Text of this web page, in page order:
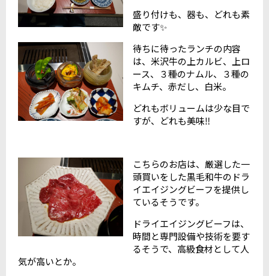
盛り付けも、器も、どれも素
敵です✨
待ちに待ったランチの内容
は、米沢牛の上カルビ、上ロ
ース、３種のナムル、３種の
キムチ、赤だし、白米。
どれもボリュームは少な目で
すが、どれも美味‼️
こちらのお店は、厳選した一
頭買いをした黒毛和牛のドラ
イエイジングビーフを提供し
ているそうです。
ドライエイジングビーフは、
時間と専門設備や技術を要す
るそうで、高級食材として人
気が高いとか。